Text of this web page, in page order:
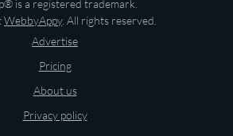
is a registered trademark.
WebbyAppy. All rights reserved.
Advertise
Pricing
About us
Privacy policy